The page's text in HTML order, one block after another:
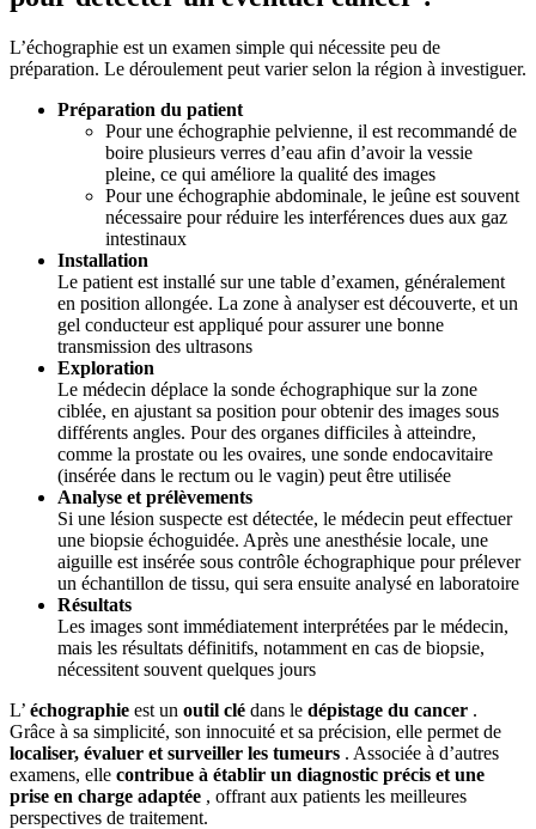
L’échographie est un examen simple qui nécessite peu de
préparation. Le déroulement peut varier selon la région à investiguer.
Préparation du patient
Pour une échographie pelvienne, il est recommandé de
boire plusieurs verres d’eau afin d’avoir la vessie
pleine, ce qui améliore la qualité des images
Pour une échographie abdominale, le jeûne est souvent
nécessaire pour réduire les interférences dues aux gaz
intestinaux
Installation
Le patient est installé sur une table d’examen, généralement
en position allongée. La zone à analyser est découverte, et un
gel conducteur est appliqué pour assurer une bonne
transmission des ultrasons
Exploration
Le médecin déplace la sonde échographique sur la zone
ciblée, en ajustant sa position pour obtenir des images sous
différents angles. Pour des organes difficiles à atteindre,
comme la prostate ou les ovaires, une sonde endocavitaire
(insérée dans le rectum ou le vagin) peut être utilisée
Analyse et prélèvements
Si une lésion suspecte est détectée, le médecin peut effectuer
une biopsie échoguidée. Après une anesthésie locale, une
aiguille est insérée sous contrôle échographique pour prélever
un échantillon de tissu, qui sera ensuite analysé en laboratoire
Résultats
Les images sont immédiatement interprétées par le médecin,
mais les résultats définitifs, notamment en cas de biopsie,
nécessitent souvent quelques jours
L’ échographie est un outil clé dans le dépistage du cancer .
Grâce à sa simplicité, son innocuité et sa précision, elle permet de
localiser, évaluer et surveiller les tumeurs . Associée à d’autres
examens, elle contribue à établir un diagnostic précis et une
prise en charge adaptée , offrant aux patients les meilleures
perspectives de traitement.